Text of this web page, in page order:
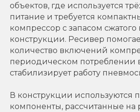
объектов, где используется
питание и требуется
компрессор с запасом сжатого
конструкции. Ресивер
количество включений
периодическом потреблении
стабилизирует работу
В конструкции
компоненты, рассчитанные на